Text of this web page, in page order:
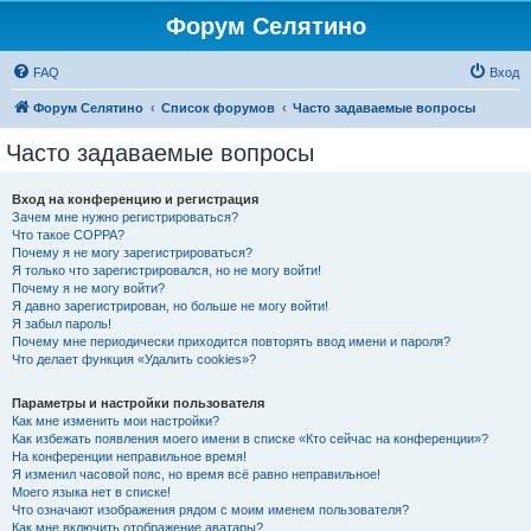
Форум Селятино
FAQ Вход
Форум Селятино Список форумов Часто задаваемые вопросы
Часто задаваемые вопросы
Вход на конференцию и регистрация
Зачем мне нужно регистрироваться?
Что такое COPPA?
Почему я не могу зарегистрироваться?
Я только что зарегистрировался, но не могу войти!
Почему я не могу войти?
Я давно зарегистрирован, но больше не могу войти!
Я забыл пароль!
Почему мне периодически приходится повторять ввод имени и пароля?
Что делает функция «Удалить cookies»?
Параметры и настройки пользователя
Как мне изменить мои настройки?
Как избежать появления моего имени в списке «Кто сейчас на конференции»?
На конференции неправильное время!
Я изменил часовой пояс, но время всё равно неправильное!
Моего языка нет в списке!
Что означают изображения рядом с моим именем пользователя?
Как мне включить отображение аватары?